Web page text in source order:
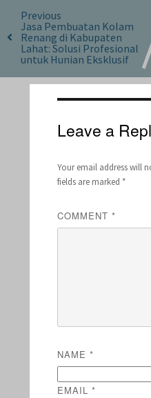
Previous
Jasa Pembuatan Kolam
Renang di Kabupaten
Lahat: Solusi Profesional
untuk Hunian Eksklusif
Leave a
Your email address will
fields are marked *
COMMENT *
NAME *
EMAIL *